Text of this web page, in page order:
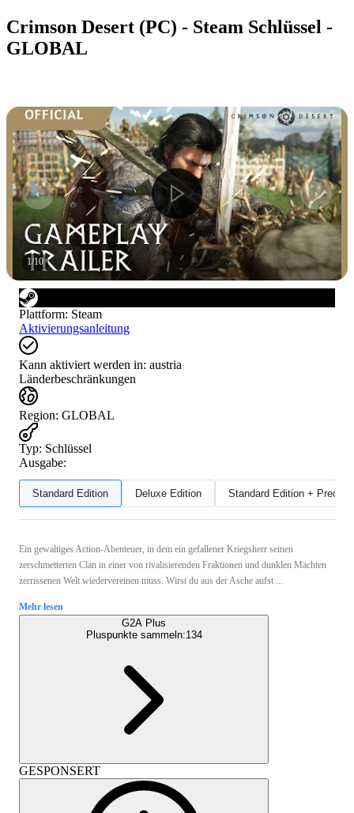
Crimson Desert (PC) - Steam Schlüssel -
GLOBAL
1/10
Plattform: Steam
Aktivierungsanleitung
Kann aktiviert werden in: austria
Länderbeschränkungen
Region: GLOBAL
Typ: Schlüssel
Ausgabe:
Standard Edition Deluxe Edition Standard Edition +
Ein gewaltiges Action-Abenteuer, in dem ein gefallener Kriegsherr seinen
zerschmetterten Clan in einer von rivalisierenden Fraktionen und dunklen Mächten
zerrissenen Welt wiedervereinen muss. Wirst du aus der Asche aufst ...
Mehr lesen
G2A Plus
Pluspunkte sammeln:134
GESPONSERT